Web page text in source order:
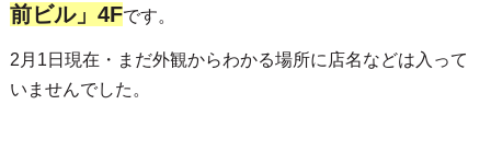
前ビル」4Fです。
2月1日現在・まだ外観からわかる場所に店名などは入って
いませんでした。